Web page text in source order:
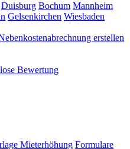
Duisburg Bochum Mannheim
Gelsenkirchen Wiesbaden
erstellen
Bewertung
Mieterhöhung Formulare